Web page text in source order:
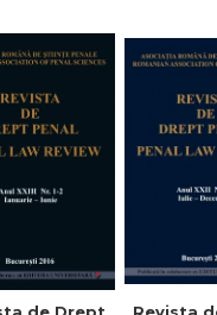
de Drept
Revista